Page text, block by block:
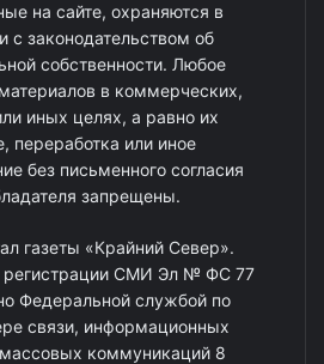
на сайте, охраняются в
с законодательством об
собственности. Любое
в коммерческих,
иных целях, а равно их
переработка или иное
без письменного согласия
запрещены.
газеты «Крайний Север».
регистрации СМИ Эл № ФС 77
Федеральной службой по
связи, информационных
массовых коммуникаций 8